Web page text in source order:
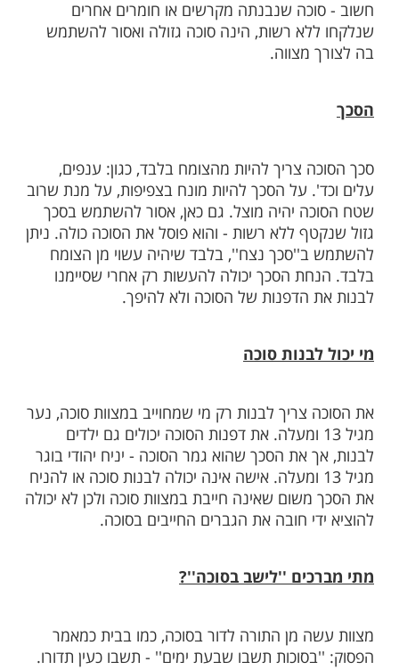
על הסוכה להיות עשויה מ-3 דפנות לפחות, שתהיינה
חזק ועמיד. חלל הסוכה צריך להיות לא
אם רוצים בכל זאת להשתמש בבד או יוטה
סביב מסגרת הסוכה, במרווחים של 20 ס''מ אחד מהשני,
מהרצפה ועד לגובה של 82 ס''מ. הסוכה צריכה להיות
השמים ולא תחת גג או תחת עץ.
שנבנתה מקרשים או חומרים אחרים
רשות, הינה סוכה גזולה ואסור להשתמש
מצווה.
צריך להיות מהצומח בלבד, כגון: ענפים,
על הסכך להיות מונח בצפיפות, על מנת שרוב
יהיה מוצל. גם כאן, אסור להשתמש בסכך
ללא רשות - והוא פוסל את הסוכה כולה. ניתן
הסכך יכולה להעשות רק אחרי שסיימנו